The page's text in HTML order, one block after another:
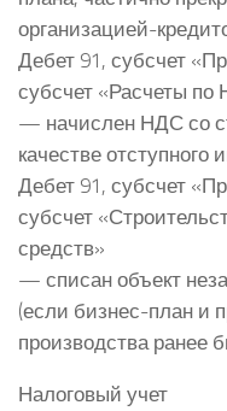
организацией-
Дебет 91, субсчет
субсчет «Расчеты
— начислен НДС со
качестве отступного
Дебет 91, субсчет
субсчет
средств»
— списан объект
(если бизнес-план и
производства ранее
Налоговый учет